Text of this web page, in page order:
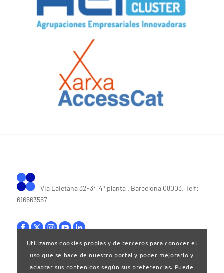
Via Laietana 32-34 4ª planta . Barcelona 08003. Telf:
616663567
Bases legales|Política de privacitat
Utilizamos cookies propias y de terceros para conocer el
uso que se hace de nuestro portal y poder mejorarlo y
adaptar sus contenidos según sus preferencias. Puede